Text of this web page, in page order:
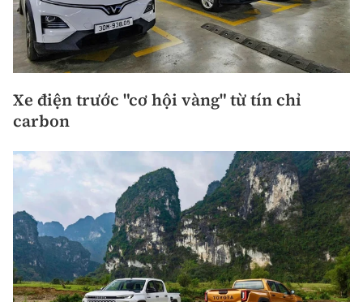
Xe điện trước "cơ hội vàng" từ tín chỉ
carbon